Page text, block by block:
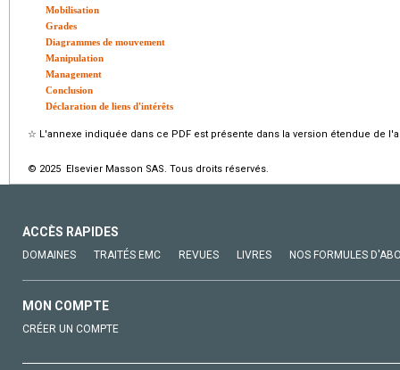
Mobilisation
Grades
Diagrammes de mouvement
Manipulation
Management
Conclusion
Déclaration de liens d'intérêts
☆ L'annexe indiquée dans ce PDF est présente dans la version étendue de
© 2025 Elsevier Masson SAS. Tous droits réservés.
ACCÈS RAPIDES
DOMAINES TRAITÉS EMC REVUES LIVRES NOS FORMULES
MON COMPTE
CRÉER UN COMPTE